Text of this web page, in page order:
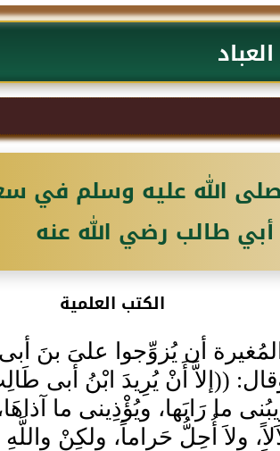
الله عليه وسلم في
طالب رضي الله عنه
الكتب العلمية
أن يُزوِّجوا علىَ بنَ
((إلاَّ أَنْ يُرِيدَ ابْنُ أبى
ما رَابَها، ويُؤْذِينى ما
ولاَ أُحِلُّ حَراماً، ولكِنْ